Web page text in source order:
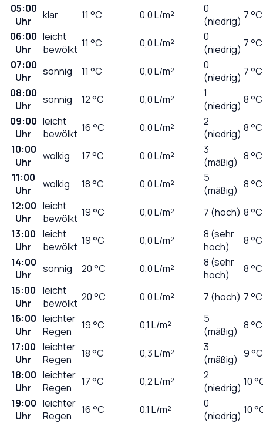
05:00
Uhr
klar 11 °C 0,0L/m²
0
(niedrig) 7 °C
06:00
Uhr
leicht
bewölkt 11 °C 0,0L/m²
0
(niedrig) 7 °C
07:00
Uhr
sonnig 11 °C 0,0L/m²
0
(niedrig) 7 °C
08:00
Uhr
sonnig 12°C 0,0L/m²
1
(niedrig) 8 °C
09:00
Uhr
leicht
bewölkt 16°C 0,0L/m²
2
(niedrig) 8 °C
10:00
Uhr
wolkig 17°C 0,0L/m²
3
(mäßig) 8 °C
11:00
Uhr
wolkig 18°C 0,0L/m²
5
(mäßig) 8 °C
12:00
Uhr
leicht
bewölkt 19°C 0,0L/m² 7 (hoch) 8 °C
13:00
Uhr
leicht
bewölkt 19°C 0,0L/m²
8 (sehr
hoch)
8 °C
14:00
Uhr
sonnig 20°C 0,0L/m²
8 (sehr
hoch)
8 °C
15:00
Uhr
leicht
bewölkt 20°C 0,0L/m² 7 (hoch) 7 °C
16:00
Uhr
leichter
Regen
19°C 0,1 L/m²
5
(mäßig) 8 °C
17:00
Uhr
leichter
Regen
18°C 0,3L/m²
3
(mäßig) 9 °C
18:00
Uhr
leichter
Regen
17°C 0,2L/m²
2
(niedrig) 10
19:00
Uhr
leichter
Regen
16°C 0,1 L/m²
0
(niedrig) 10